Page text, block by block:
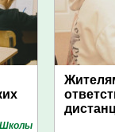
Школы